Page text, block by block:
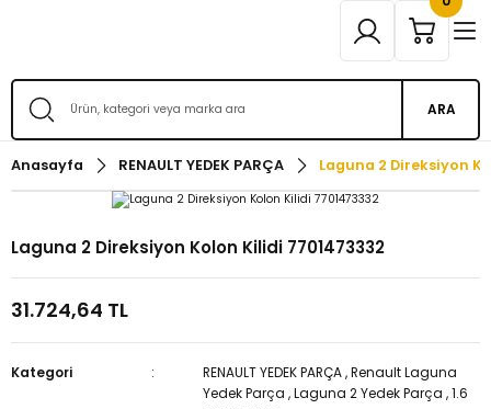
ARA
Anasayfa RENAULT YEDEK PARÇA Laguna 2 Direksiyon
Laguna 2 Direksiyon Kolon Kilidi 7701473332
31.724,64 TL
Kategori RENAULT YEDEK PARÇA ,Renault Laguna
Yedek Parça ,Laguna 2 Yedek Parça ,1.6